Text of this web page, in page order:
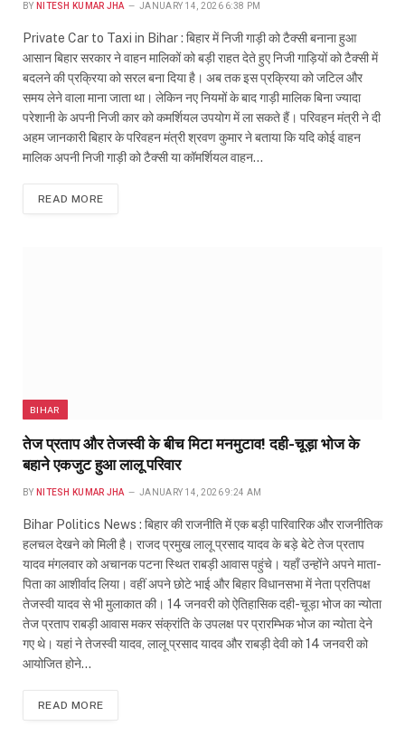
BY NITESH KUMAR JHA JANUARY 14, 2026 6:38 PM
Private Car to Taxi in Bihar : बिहार में निजी गाड़ी को टैक्सी बनाना हुआ
आसान बिहार सरकार ने वाहन मालिकों को बड़ी राहत देते हुए निजी गाड़ियों को टैक्सी में
बदलने की प्रक्रिया को सरल बना दिया है। अब तक इस प्रक्रिया को जटिल और
समय लेने वाला माना जाता था। लेकिन नए नियमों के बाद गाड़ी मालिक बिना ज्यादा
परेशानी के अपनी निजी कार को कमर्शियल उपयोग में ला सकते हैं। परिवहन मंत्री ने दी
अहम जानकारी बिहार के परिवहन मंत्री श्रवण कुमार ने बताया कि यदि कोई वाहन
मालिक अपनी निजी गाड़ी को टैक्सी या कॉमर्शियल वाहन…
READ MORE
BIHAR
तेज प्रताप और तेजस्वी के बीच मिटा मनमुटाव! दही-चूड़ा भोज के
बहाने एकजुट हुआ लालू परिवार
BY NITESH KUMAR JHA JANUARY 14, 2026 9:24 AM
Bihar Politics News : बिहार की राजनीति में एक बड़ी पारिवारिक और राजनीतिक
हलचल देखने को मिली है। राजद प्रमुख लालू प्रसाद यादव के बड़े बेटे तेज प्रताप
यादव मंगलवार को अचानक पटना स्थित राबड़ी आवास पहुंचे। यहाँ उन्होंने अपने माता-
पिता का आशीर्वाद लिया। वहीं अपने छोटे भाई और बिहार विधानसभा में नेता प्रतिपक्ष
तेजस्वी यादव से भी मुलाकात की। ​14 जनवरी को ऐतिहासिक दही-चूड़ा भोज का न्योता
तेज प्रताप राबड़ी आवास मकर संक्रांति के उपलक्ष पर प्रारम्भिक भोज का न्योता देने
गए थे। यहां ने तेजस्वी यादव, लालू प्रसाद यादव और राबड़ी देवी को 14 जनवरी को
आयोजित होने…
READ MORE